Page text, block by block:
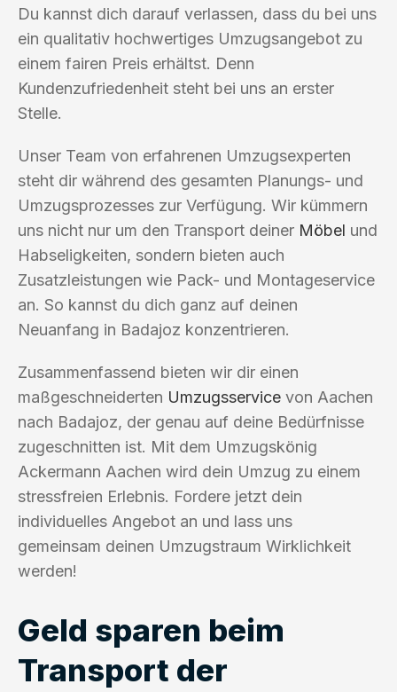
Du kannst dich darauf verlassen, dass du bei uns
ein qualitativ hochwertiges Umzugsangebot zu
einem fairen Preis erhältst. Denn
Kundenzufriedenheit steht bei uns an erster
Stelle.
Unser Team von erfahrenen Umzugsexperten
steht dir während des gesamten Planungs- und
Umzugsprozesses zur Verfügung. Wir kümmern
uns nicht nur um den Transport deiner Möbel und
Habseligkeiten, sondern bieten auch
Zusatzleistungen wie Pack- und Montageservice
an. So kannst du dich ganz auf deinen
Neuanfang in Badajoz konzentrieren.
Zusammenfassend bieten wir dir einen
maßgeschneiderten Umzugsservice von Aachen
nach Badajoz, der genau auf deine Bedürfnisse
zugeschnitten ist. Mit dem Umzugskönig
Ackermann Aachen wird dein Umzug zu einem
stressfreien Erlebnis. Fordere jetzt dein
individuelles Angebot an und lass uns
gemeinsam deinen Umzugstraum Wirklichkeit
werden!
Geld sparen beim
Transport der